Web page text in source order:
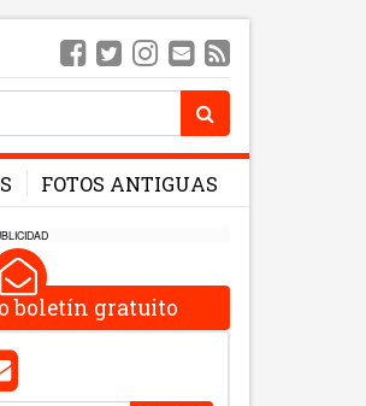
FOTOS ANTIGUAS
boletín gratuito